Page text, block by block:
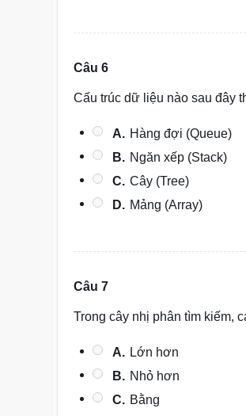
Câu 6
Cấu trúc dữ liệu nào sau đây
A. Hàng đợi (Queue)
B. Ngăn xếp (Stack)
C. Cây (Tree)
D. Mảng (Array)
Câu 7
Trong cây nhị phân tìm kiếm,
A. Lớn hơn
B. Nhỏ hơn
C. Bằng